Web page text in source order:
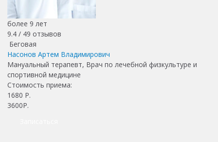
более 9 лет
9.4 / 49 отзывов
Беговая
Насонов Артем Владимирович
Мануальный терапевт, Врач по лечебной физкультуре и
спортивной медицине
Стоимость приема:
1680 Р.
3600Р.